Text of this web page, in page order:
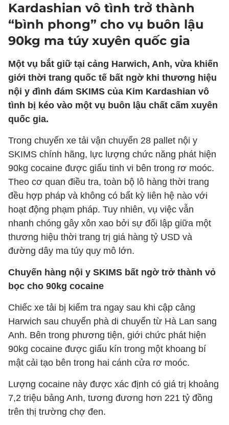
Kardashian vô tình trở thành
“bình phong” cho vụ buôn lậu
90kg ma túy xuyên quốc gia
Một vụ bắt giữ tại cảng Harwich, Anh, vừa khiến
giới thời trang quốc tế bất ngờ khi thương hiệu
nội y đình đám SKIMS của Kim Kardashian vô
tình bị kéo vào một vụ buôn lậu chất cấm xuyên
quốc gia.
Trong chuyến xe tải vận chuyển 28 pallet nội y
SKIMS chính hãng, lực lượng chức năng phát hiện
90kg cocaine được giấu tinh vi bên trong rơ moóc.
Theo cơ quan điều tra, toàn bộ lô hàng thời trang
đều hợp pháp và không có bất kỳ liên hệ nào với
hoạt động phạm pháp. Tuy nhiên, vụ việc vẫn
nhanh chóng gây xôn xao bởi sự đối lập giữa một
thương hiệu thời trang trị giá hàng tỷ USD và
đường dây ma túy quy mô lớn.
Chuyến hàng nội y SKIMS bất ngờ trở thành vỏ
bọc cho 90kg cocaine
Chiếc xe tải bị kiểm tra ngay sau khi cập cảng
Harwich sau chuyến phà di chuyển từ Hà Lan sang
Anh. Bên trong phương tiện, giới chức phát hiện
90kg cocaine được giấu kín trong một khoang bí
mật cải tạo bên trong hai cánh cửa rơ moóc.
Lượng cocaine này được xác định có giá trị khoảng
7,2 triệu bảng Anh, tương đương hơn 221 tỷ đồng
trên thị trường chợ đen.